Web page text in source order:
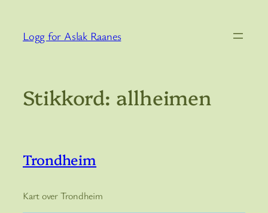
innhold
Logg for Aslak Raanes
Stikkord: allheimen
Trondheim
Kart over Trondheim